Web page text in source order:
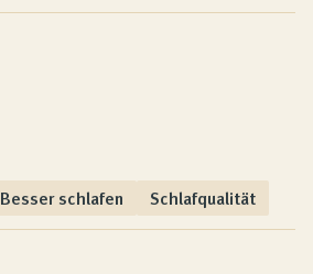
Besser schlafen Schlafqualität